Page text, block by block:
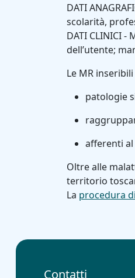
DATI
scolarità,
DATI CLINICI
dell’utente;
Le MR
patologie
afferenti
Oltre alle
territorio
La procedura
Contatti